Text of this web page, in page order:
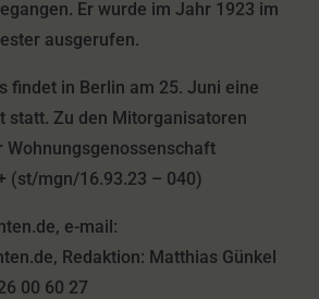
Er wurde im Jahr 1923 im
ausgerufen.
findet in Berlin am 25. Juni eine
statt. Zu den Mitorganisatoren
Wohnungsgenossenschaft
(st/mgn/16.93.23 – 040)
e-mail:
Redaktion: Matthias Günkel
00 60 27